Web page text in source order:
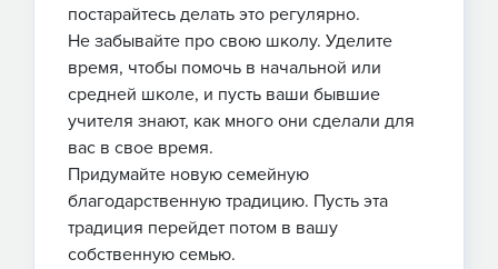
постарайтесь делать это регулярно.
Не забывайте про свою школу. Уделите
время, чтобы помочь в начальной или
средней школе, и пусть ваши бывшие
учителя знают, как много они сделали для
вас в свое время.
Придумайте новую семейную
благодарственную традицию. Пусть эта
традиция перейдет потом в вашу
собственную семью.